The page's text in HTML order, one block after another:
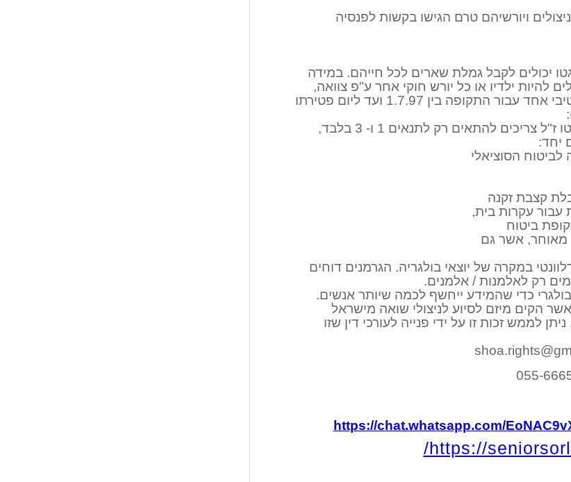
ויורשיהם טרם הגישו בקשות לפנסיה
יכולים לקבל גמלת שארים לכל חייהם. במידה
להיות ילדיו או כל יורש חוקי אחר ע"פ צוואה,
במקרה כזה היורשים יכולים לקבל תשלום רטרואקטיבי אחד עבור התקופה בין 1.7.97 ועד ליום פטירתו
חשוב לשים לב – אלמנים או האלמנות של יוצא הגטו ז"ל צריכים להתאים רק לתנאים 1 ו- 3 בלבד,
יחד:
מאוחר, אשר גם
במקרה של יוצאי בולגריה. הגרמנים דוחים
רק לאלמנות / אלמנים.
כדי שהמידע ייחשף לכמה שיותר אנשים.
הקים מיזם לסיוע לניצולי שואה מישראל
לממש זכות זו על ידי פנייה לעורכי דין שזו
https://chat.whatsapp.com/
https://